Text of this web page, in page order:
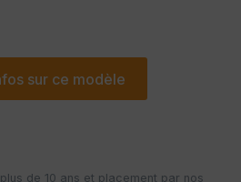
sur ce modèle
de 10 ans et placement par nos